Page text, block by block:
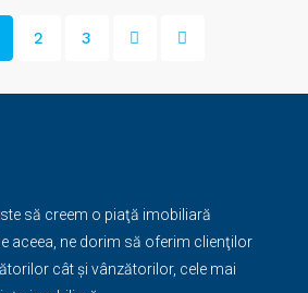
2 3
să creem o piaţă imobiliară
aceea, ne dorim să oferim clienţilor
cât şi vânzătorilor, cele mai